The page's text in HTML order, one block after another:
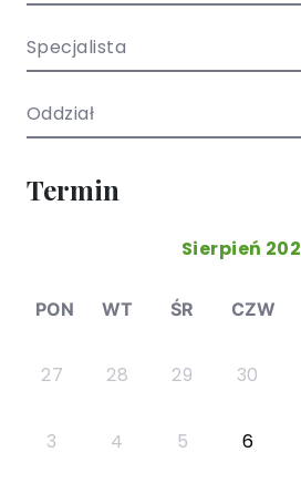
Specjalista
Oddział
Termin
Sierpień
PON WT ŚR CZW
27 28 29 30
3 4 5 6